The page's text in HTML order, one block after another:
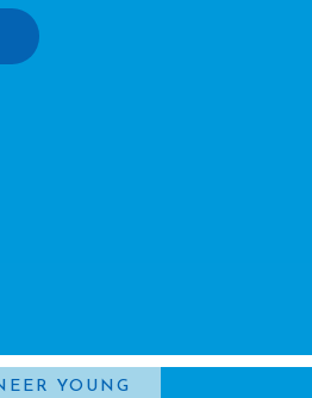
YOUNG